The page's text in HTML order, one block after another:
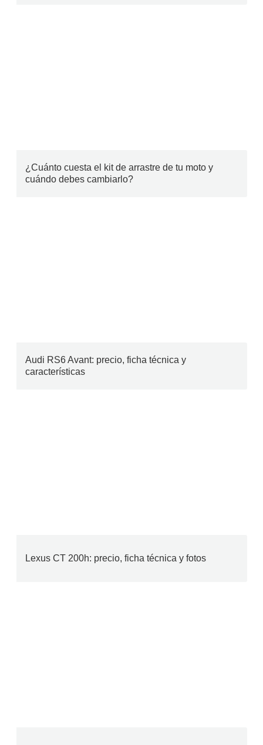
¿Cuánto cuesta el kit de arrastre de tu moto y
cuándo debes cambiarlo?
Audi RS6 Avant: precio, ficha técnica y
características
Lexus CT 200h: precio, ficha técnica y fotos